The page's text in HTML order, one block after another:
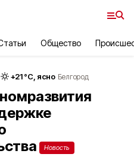
Общество
+21°С, ясно Белгород
Новость